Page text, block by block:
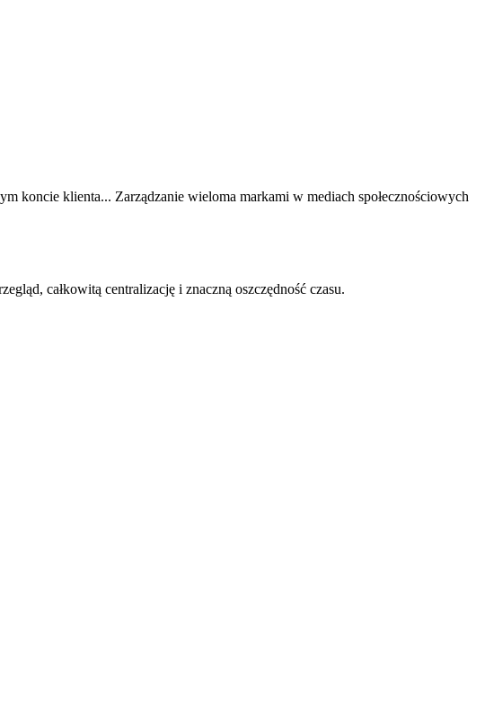
koncie klienta... Zarządzanie wieloma markami w mediach społecznościowych
całkowitą centralizację i znaczną oszczędność czasu.